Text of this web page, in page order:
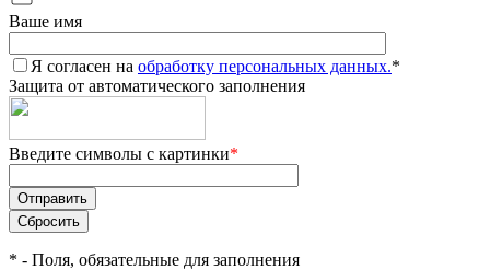
Ваше имя
Я согласен на обработку персональных данных.*
Защита от автоматического заполнения
Введите символы с картинки*
* - Поля, обязательные для заполнения